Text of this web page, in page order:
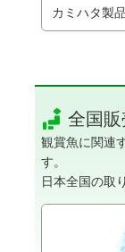
全国
観賞魚に関連
す。
日本全国の取
カミハタ製